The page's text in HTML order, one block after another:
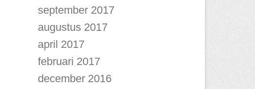
september 2017
augustus 2017
april 2017
februari 2017
december 2016